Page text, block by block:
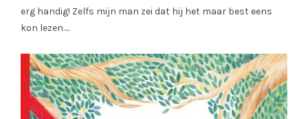
erg handig! Zelfs mijn man zei dat hij het maar best eens
kon lezen….